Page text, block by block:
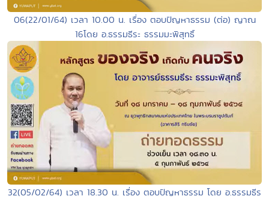
06(22/01/64) เวลา 10.00 น. เรื่อง ตอบปัญหาธรรม (ต่อ) ญาณ
16โดย อ.ธรรมธีระ ธรรมมะพิสุทธิ์
32(05/02/64) เวลา 18.30 น. เรื่อง ตอบปัญหาธรรม โดย อ.ธรรมธีร